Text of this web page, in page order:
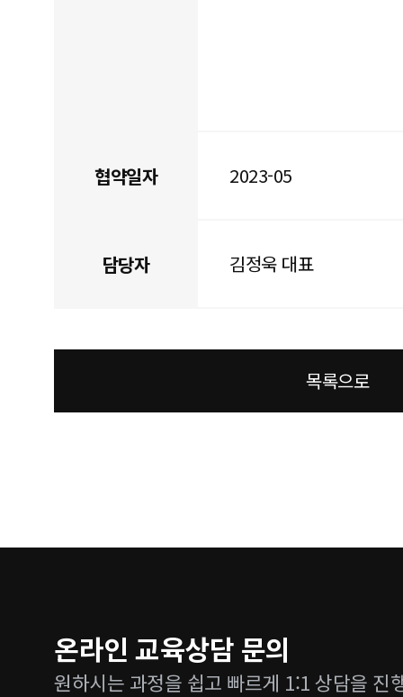
협약일자 2023-05
담당자 김정욱 대표
목록으로
온라인 교육상담 문의
원하시는 과정을 쉽고 빠르게 1:1 상담을 진